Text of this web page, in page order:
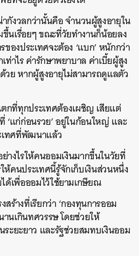
กังวลกว่านั้นคือ จำนวนผู้สูงอายุใน
ขึ้นเรื่อยๆ ขณะที่วัยทำงานก็น้อยลง
ของประเทศจะต้อง ‘แบก’ หนักกว่า
ท่าไร ค่ารักษาพยาบาล ค่าเบี้ยผู้สูง
ย หากผู้สูงอายุไม่สามารถดูแลตัว
กที่ทุกประเทศต้องเผชิญ เสียแต่
‘แก่ก่อนรวย’ อยู่ในก้อนใหญ่ และ
เทศที่พัฒนาแล้ว
างไรให้คนออมเงินมากขึ้นในวัยที่
ห้คนประเทศนี้รู้จักเก็บเงินส่วนหนึ่ง
ด้เพื่อออมไว้ใช้ยามเกษียณ
สร้างที่เรียกว่า ‘กองทุนการออม
นเกินทศวรรษ โดยช่วยให้
ระยะยาว และรัฐช่วยสมทบเงินออม